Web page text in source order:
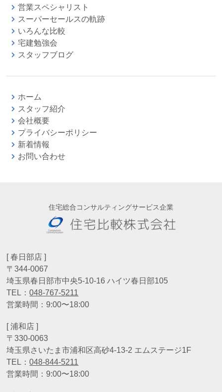
営業スペシャリスト
スーパーセールスの軌跡
いろんな比較
宅建勉強会
スタッフブログ
ホーム
スタッフ紹介
会社概要
プライバシーポリシー
新着情報
お問い合わせ
住宅総合コンサルティングサービス企業
[ 春日部店 ]
〒344-0067
埼玉県春日部市中央5-10-16 ハイツ春日部105
TEL：048-767-5211
営業時間：9:00〜18:00
[ 浦和店 ]
〒330-0063
埼玉県さいたま市浦和区高砂4-13-2 エムステージ1F
TEL：048-844-5211
営業時間：9:00〜18:00